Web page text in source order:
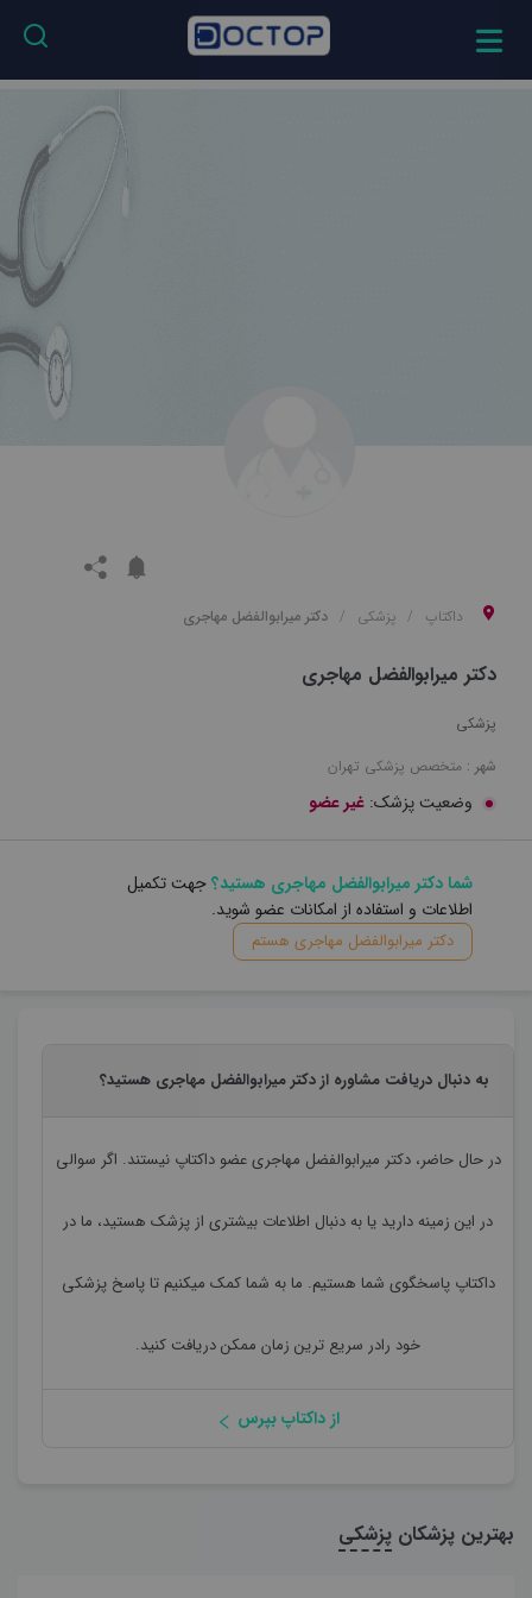
داکتاپ پزشکی دکتر میرابوالفضل مهاجری
دکتر میرابوالفضل مهاجری
پزشکی
شهر : متخصص پزشکی تهران
وضعیت پزشک: غیر عضو
شما دکتر میرابوالفضل مهاجری هستید؟جهت تکمیل
اطلاعات و استفاده از امکانات عضو شوید.
دکتر میرابوالفضل مهاجری هستم
به دنبال دریافت مشاوره از دکتر میرابوالفضل مهاجری هستید؟
در حال حاضر،دکتر میرابوالفضل مهاجریعضو داکتاپ نیستند. اگر سوالی
در این زمینه دارید یا به دنبال اطلاعات بیشتری از پزشک هستید، ما در
داکتاپ پاسخگوی شما هستیم. ما به شما کمک میکنیم تا پاسخ پزشکی
خود رادر سریع ترین زمان ممکن دریافت کنید.
از داکتاپ بپرس
بهترین پزشکان پزشکی